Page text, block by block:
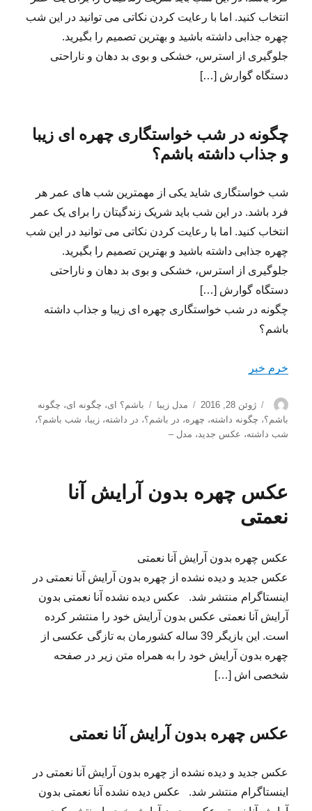
انتخاب کنید. اما با رعایت کردن نکاتی می توانید در این شب
چهره جذابی داشته باشید و بهترین تصمیم را بگیرید.
جلوگیری از استرس، خشکی و بوی بد دهان و ناراحتی
دستگاه گوارش […]
چگونه در شب خواستگاری چهره ای زیبا
و جذاب داشته باشم؟
شب خواستگاری شاید یکی از مهمترین شب های عمر هر
فرد باشد. در این شب باید شریک زندگیتان را برای یک عمر
انتخاب کنید. اما با رعایت کردن نکاتی می توانید در این شب
چهره جذابی داشته باشید و بهترین تصمیم را بگیرید.
جلوگیری از استرس، خشکی و بوی بد دهان و ناراحتی
دستگاه گوارش […]
چگونه در شب خواستگاری چهره ای زیبا و جذاب داشته
باشم؟
خرم خبر
نویسنده
ارسال
شده
در
ژوئن 28, 2016 دسته‌ها
مدل زیبا برچسب‌ها
باشم؟ ای، چگونه ای، چگونه
باشم؟، چگونه داشته، چهره، در باشم؟، در داشته،زیبا، شب باشم؟،
شب داشته، عکس جدید ، مدل –
عکس چهره بدون آرایش آنا
نعمتی
عکس چهره بدون آرایش آنا نعمتی
عکس جدید و دیده نشده از چهره بدون آرایش آنا نعمتی در
اینستاگرام منتشر شد. عکس دیده نشده آنا نعمتی بدون
آرایش آنا نعمتی عکس بدون آرایش خود را منتشر کرده
است. این بازیگر 39 ساله کشورمان به تازگی عکسی از
چهره بدون آرایش خود را به همراه متن زیر در صفحه
شخصی اش […]
عکس چهره بدون آرایش آنا نعمتی
عکس جدید و دیده نشده از چهره بدون آرایش آنا نعمتی در
اینستاگرام منتشر شد. عکس دیده نشده آنا نعمتی بدون